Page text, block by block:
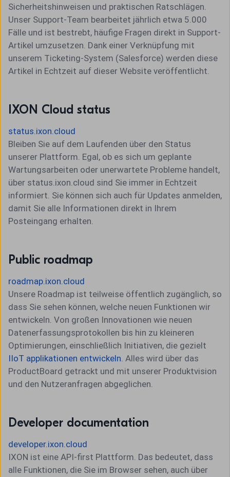
Sicherheitshinweisen und praktischen Ratschlägen.
Unser Support-Team bearbeitet jährlich etwa 5.000
Fälle und ist bestrebt, häufige Fragen direkt in Support-
Artikel umzusetzen. Dank einer Verknüpfung mit
unserem Ticketing-System (Salesforce) werden diese
Artikel in Echtzeit auf dieser Website veröffentlicht.
IXON Cloud status
status.ixon.cloud
Bleiben Sie auf dem Laufenden über den Status
unserer Plattform. Egal, ob es sich um geplante
Wartungsarbeiten oder unerwartete Probleme handelt,
über status.ixon.cloud sind Sie immer in Echtzeit
informiert. Sie können sich auch für Updates anmelden,
damit Sie alle Informationen direkt in Ihrem
Posteingang erhalten.
Public roadmap
roadmap.ixon.cloud
Unsere Roadmap ist teilweise öffentlich zugänglich, so
dass Sie sehen können, welche neuen Funktionen wir
entwickeln. Von großen Innovationen wie neuen
Datenerfassungsprotokollen bis hin zu kleineren
Optimierungen, einschließlich Initiativen, die gezielt
IIoT applikationen entwickeln. Alles wird über das
ProductBoard getrackt und mit unserer Produktvision
und den Nutzeranfragen abgeglichen.
Developer documentation
developer.ixon.cloud
IXON ist eine API-first Plattform. Das bedeutet, dass
alle Funktionen, die Sie im Browser sehen, auch über